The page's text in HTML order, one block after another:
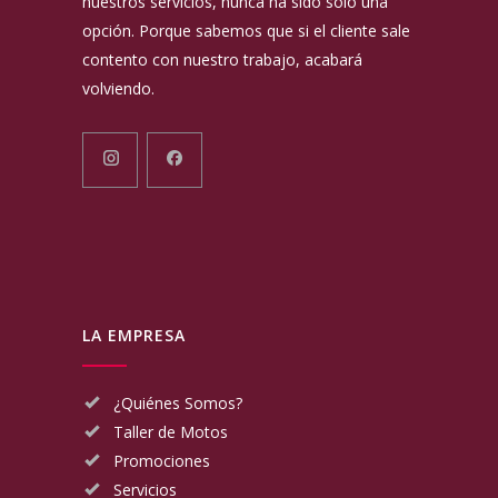
opción. Porque sabemos que si el cliente sale
contento con nuestro trabajo, acabará
volviendo.
LA EMPRESA
¿Quiénes Somos?
Taller de Motos
Promociones
Servicios